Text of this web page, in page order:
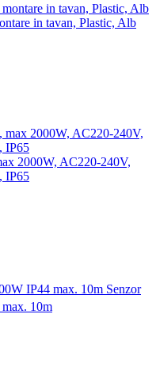
in tavan, Plastic, Alb
2000W, AC220-240V,
IP65
Senzor
10m